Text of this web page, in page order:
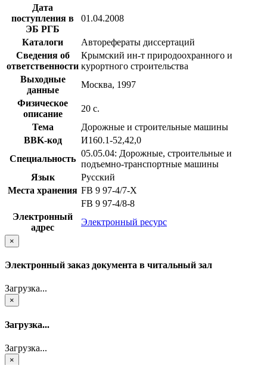
Дата
поступления в
ЭБ РГБ
01.04.2008
Каталоги
Авторефераты диссертаций
Сведения об
ответственности
Крымский ин-т природоохранного и
курортного строительства
Выходные
данные
Москва, 1997
Физическое
описание
20 с.
Тема
Дорожные и строительные машины
BBK-код
И160.1-52,42,0
Специальность
05.05.04: Дорожные, строительные и
подъемно-транспортные машины
Язык
Русский
Места хранения FB 9 97-4/7-X
FB 9 97-4/8-8
Электронный
адрес
Электронный ресурс
×
Электронный заказ документа в читальный зал
Загрузка...
×
Загрузка...
Загрузка...
×